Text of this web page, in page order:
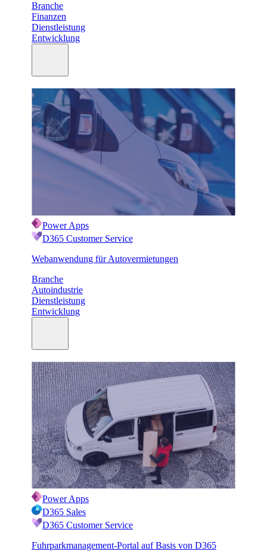
Branche
Finanzen
Dienstleistung
Entwicklung
Power Apps
D365 Customer Service
Webanwendung für Autovermietungen
Branche
Autoindustrie
Dienstleistung
Entwicklung
Power Apps
D365 Sales
D365 Customer Service
Fuhrparkmanagement-Portal auf Basis von D365